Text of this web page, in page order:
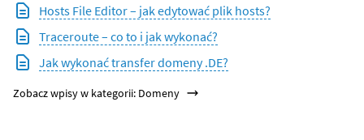
Hosts File Editor – jak edytować plik hosts?
Traceroute – co to i jak wykonać?
Jak wykonać transfer domeny .DE?
Zobacz wpisy w kategorii: Domeny